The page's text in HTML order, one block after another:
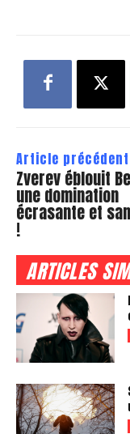
Article précédent
Zverev éblouit
une domination
écrasante et
!
ARTICLES